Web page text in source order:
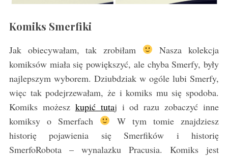
Komiks Smerfiki
Jak obiecywałam, tak zrobiłam
Nasza kolekcja
komiksów miała się powiększyć, ale chyba Smerfy, były
najlepszym wyborem. Dziubdziak w ogóle lubi Smerfy,
więc tak podejrzewałam, że i komiks mu się spodoba.
Komiks możesz kupić tutaj i od razu zobaczyć inne
komiksy o Smerfach
W tym tomie znajdziesz
historię pojawienia się Smerfików i historię
SmerfoRobota – wynalazku Pracusia. Komiks jest
r